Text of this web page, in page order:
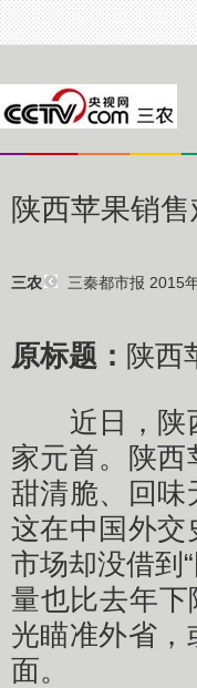
陕西苹果销
三农 三秦都市报 2015
原标题： 陕西
近日，陕西
家元首。陕
甜清脆、回味
这在中国外交
市场却没借到
量也比去年下
光瞄准外省
面。